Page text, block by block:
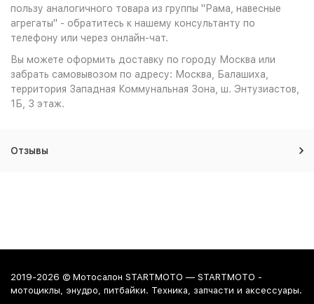
пользу аналогичного товара из группы "Рама, навесные
агрегаты" - обратитесь к нашему консультанту по
телефону или через онлайн-чат.
Вы можете оформить доставку по городу Москва или
забрать самовывозом по адресу: Москва, Балашиха,
территория Западная Коммунальная Зона, ш. Энтузиастов,
1Б, 3 этаж.
Отзывы
2019-2026 © Мотосалон STARTMOTO — STARTMOTO -
мотоциклы, энудро, питбайки. Техника, запчасти и аксессуары.